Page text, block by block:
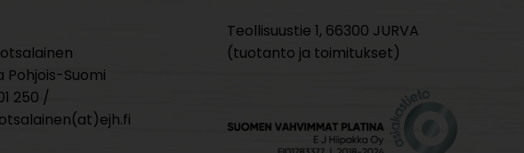
Pohjois-Suomi
250 /
Teollisuustie 1, 66300 JURVA
(tuotanto ja toimitukset)